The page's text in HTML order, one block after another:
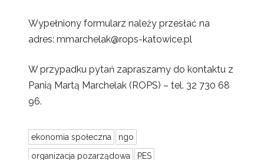
Wypełniony formularz należy przesłać na
adres: mmarchelak@rops-katowice.pl
W przypadku pytań zapraszamy do kontaktu z
Panią Martą Marchelak (ROPS) – tel. 32 730 68
96.
ekonomia społeczna
ngo
organizacja pozarządowa
PES